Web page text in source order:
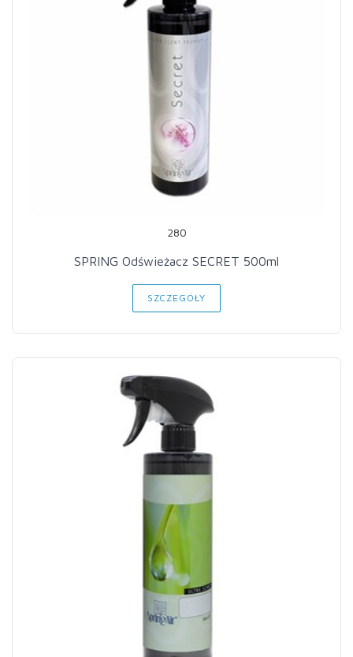
280
SPRING Odświeżacz SECRET 500ml
SZCZEGÓŁY